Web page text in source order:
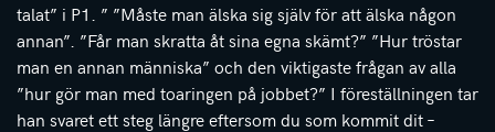
talat” i P1. ” ”Måste man älska sig själv för att älska någon
annan”. ”Får man skratta åt sina egna skämt?” ”Hur tröstar
man en annan människa” och den viktigaste frågan av alla
”hur gör man med toaringen på jobbet?” I föreställningen tar
han svaret ett steg längre eftersom du som kommit dit –